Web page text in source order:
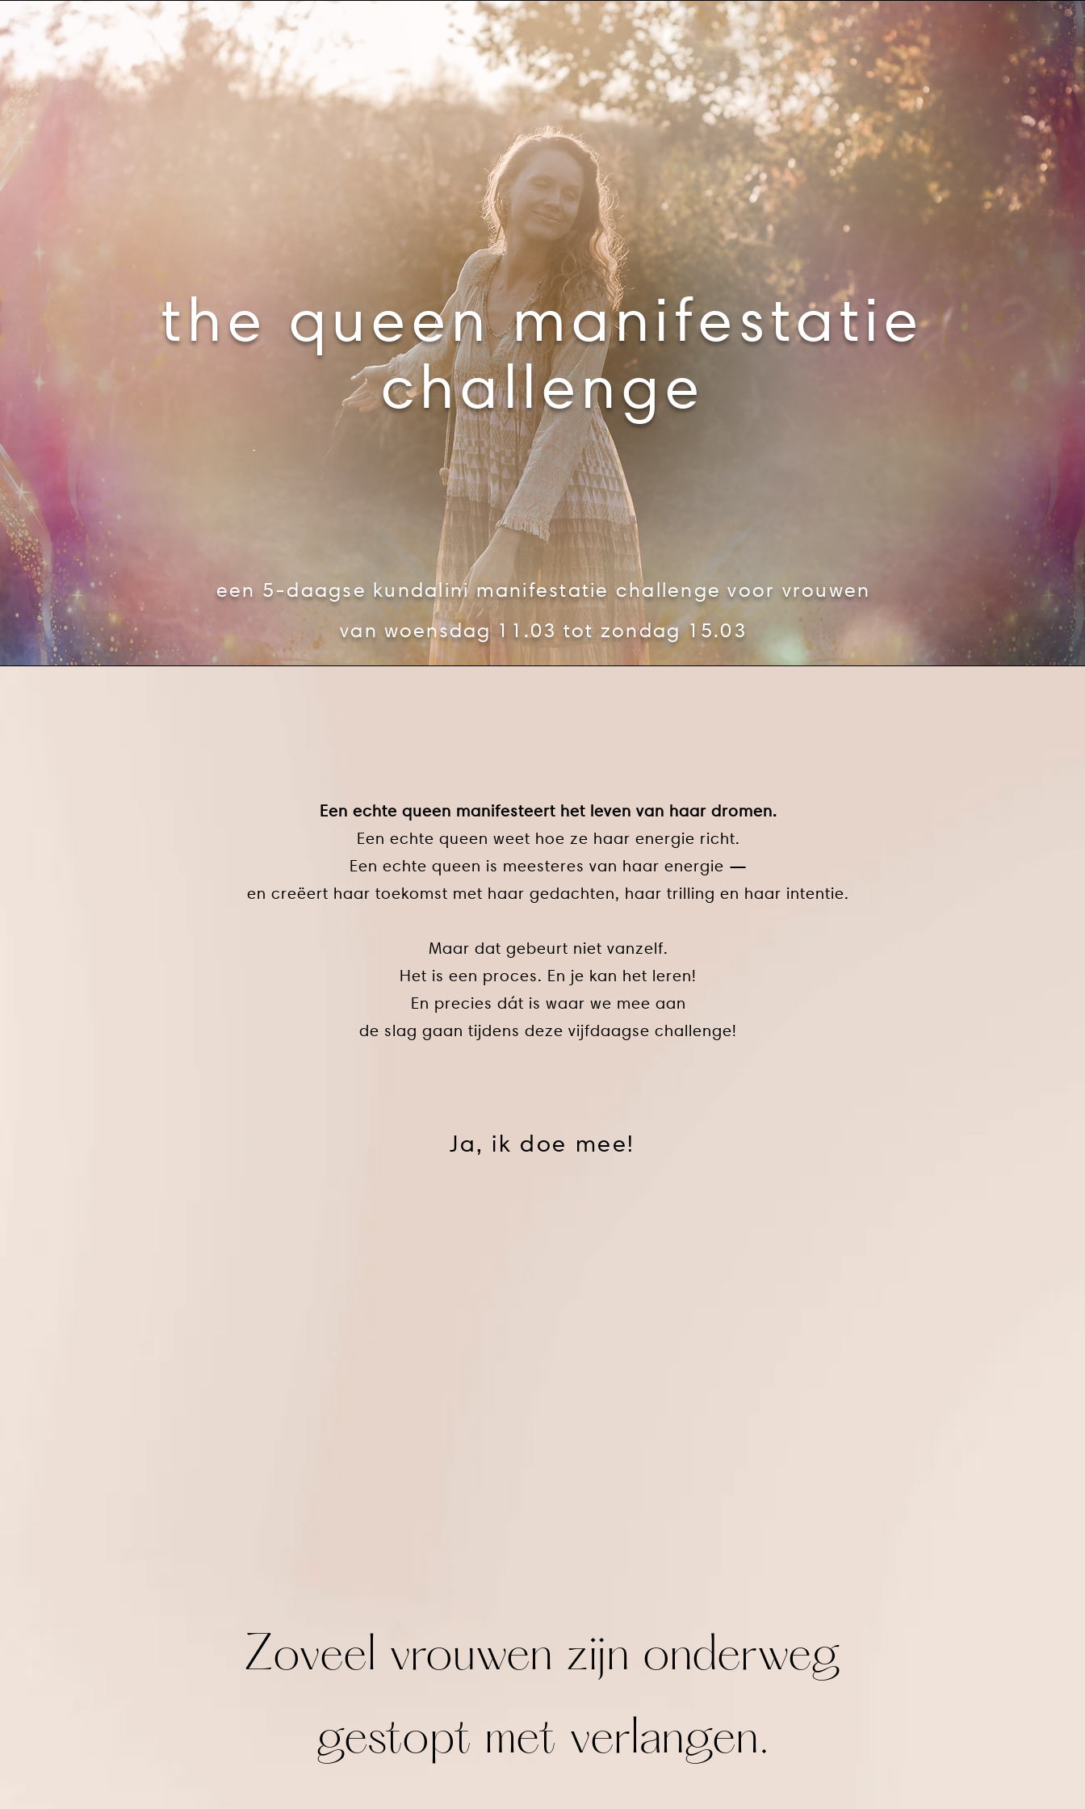
the queen manifestatie
challenge
een 5-daagse kundalini manifestatie challenge voor vrouwen
vanwoensdag11.03 tot zondag 15.03
Een echte queen manifesteert het leven van haar dromen.
Een echte queen weet hoe ze haar energie richt.
Een echte queen is meesteres van haar energie —
en creëert haar toekomst met haar gedachten, haar trilling en haar intentie.
Maar dat gebeurt niet vanzelf.
Het is een proces. En je kan het leren!
En precies dát is waar we mee aan
de slag gaan tijdens deze vijfdaagse challenge!
Ja, ik doe mee!
Zoveel vrouwen zijn onderweg
gestopt met verlangen.